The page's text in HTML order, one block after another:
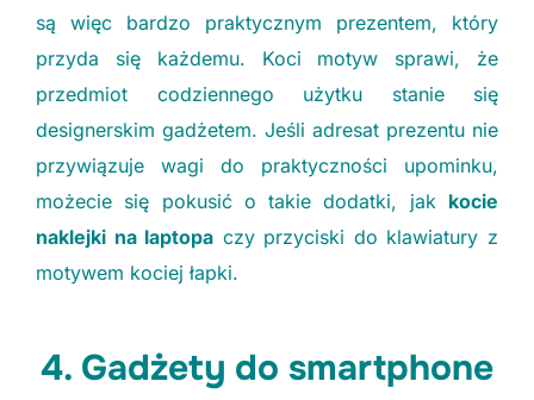
są więc bardzo praktycznym prezentem, który
przyda się każdemu. Koci motyw sprawi, że
przedmiot codziennego użytku stanie się
designerskim gadżetem. Jeśli adresat prezentu nie
przywiązuje wagi do praktyczności upominku,
możecie się pokusić o takie dodatki, jak kocie
naklejki na laptopa czy przyciski do klawiatury z
motywem kociej łapki.
4. Gadżety do smartphone